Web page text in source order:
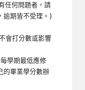
任何問題者，請
逾期皆不受理。)
會打分數或影響
學期最低應修
的畢業學分數辦